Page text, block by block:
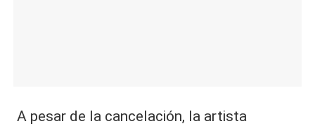
A pesar de la cancelación, la artista